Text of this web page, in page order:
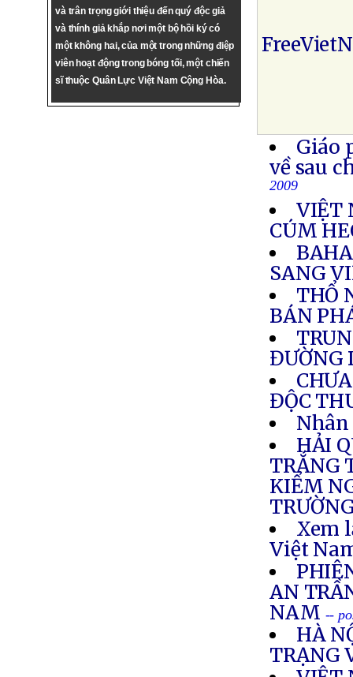
và trân trọng giới thiệu đến quý độc giả
và thính giả khắp nơi một bộ hồi ký có
một không hai, của một trong những điệp
viên hoạt động trong bóng tối, một chiến
sĩ thuộc Quân Lực Việt Nam Cộng Hòa.
Giáo
về sau
2009
VIỆT
CÚM
SANG
THỔ
BÁN
ĐƯỜNG
ĐỘC
Nhân
HẢI
TRẮNG
KIỂM
Xem
Việt
AN
NAM --
HÀ
TRẠNG